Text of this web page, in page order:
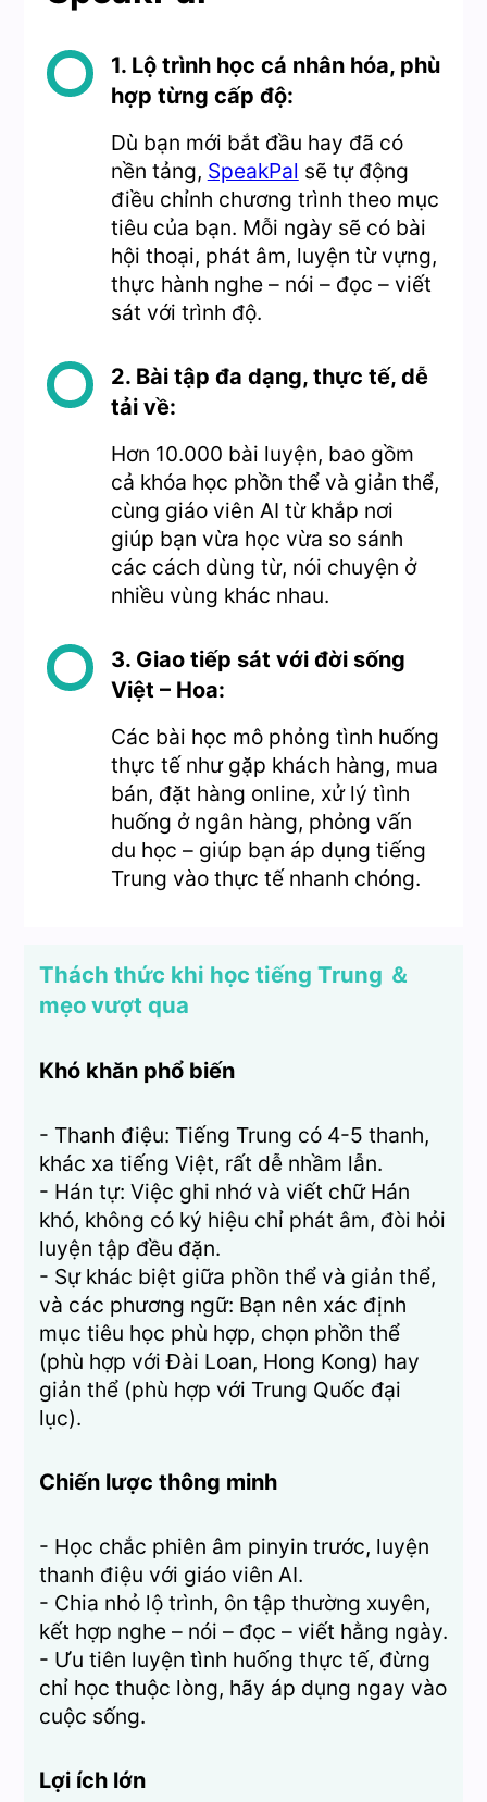
1. Lộ trình học cá nhân hóa, phù
hợp từng cấp độ:
Dù bạn mới bắt đầu hay đã có
nền tảng, SpeakPal sẽ tự động
điều chỉnh chương trình theo mục
tiêu của bạn. Mỗi ngày sẽ có bài
hội thoại, phát âm, luyện từ vựng,
thực hành nghe – nói – đọc – viết
sát với trình độ.
2. Bài tập đa dạng, thực tế, dễ
tải về:
Hơn 10.000 bài luyện, bao gồm
cả khóa học phồn thể và giản thể,
cùng giáo viên AI từ khắp nơi
giúp bạn vừa học vừa so sánh
các cách dùng từ, nói chuyện ở
nhiều vùng khác nhau.
3. Giao tiếp sát với đời sống
Việt – Hoa:
Các bài học mô phỏng tình huống
thực tế như gặp khách hàng, mua
bán, đặt hàng online, xử lý tình
huống ở ngân hàng, phỏng vấn
du học – giúp bạn áp dụng tiếng
Trung vào thực tế nhanh chóng.
Thách thức khi học tiếng Trung ＆
mẹo vượt qua
Khó khăn phổ biến
- Thanh điệu: Tiếng Trung có 4-5 thanh,
khác xa tiếng Việt, rất dễ nhầm lẫn.
- Hán tự: Việc ghi nhớ và viết chữ Hán
khó, không có ký hiệu chỉ phát âm, đòi hỏi
luyện tập đều đặn.
- Sự khác biệt giữa phồn thể và giản thể,
và các phương ngữ: Bạn nên xác định
mục tiêu học phù hợp, chọn phồn thể
(phù hợp với Đài Loan, Hong Kong) hay
giản thể (phù hợp với Trung Quốc đại
lục).
Chiến lược thông minh
- Học chắc phiên âm pinyin trước, luyện
thanh điệu với giáo viên AI.
- Chia nhỏ lộ trình, ôn tập thường xuyên,
kết hợp nghe – nói – đọc – viết hằng ngày.
- Ưu tiên luyện tình huống thực tế, đừng
chỉ học thuộc lòng, hãy áp dụng ngay vào
cuộc sống.
Lợi ích lớn